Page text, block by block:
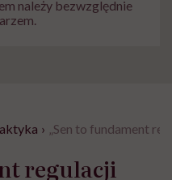
należy bezwzględnie
› „Sen to fundament
regulacji